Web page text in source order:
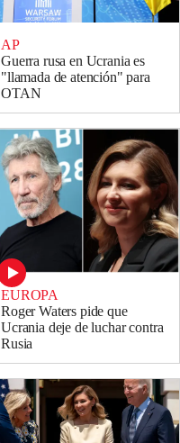
AP
Guerra rusa en Ucrania es
"llamada de atención" para
OTAN
EUROPA
Roger Waters pide que
Ucrania deje de luchar contra
Rusia